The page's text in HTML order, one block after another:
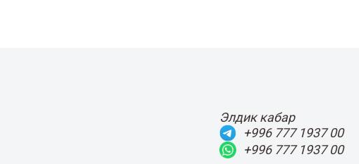
Элдик кабар
+996 777 1937 00
+996 777 1937 00